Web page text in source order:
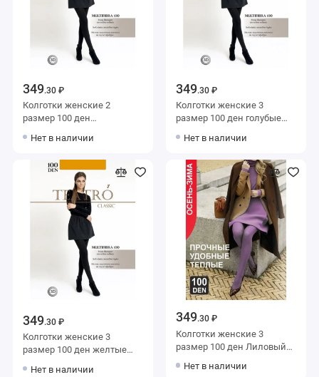
349.30 ₽
Колготки женские 2
размер 100 ден
Нет в наличии
349.30 ₽
Колготки женские 3
размер 100 ден голубые
Нет в наличии
349.30 ₽
Колготки женские 3
размер 100 ден желтые
Нет в наличии
349.30 ₽
Колготки женские 3
размер 100 ден Лиловый
Нет в наличии